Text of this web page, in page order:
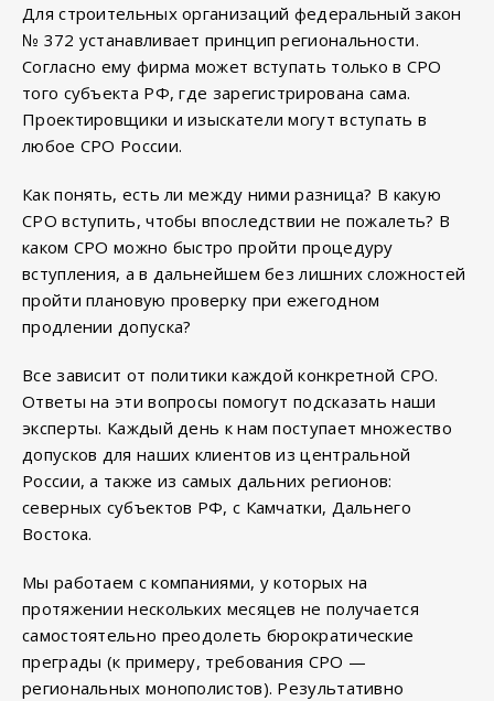
Для строительных организаций федеральный закон
№ 372 устанавливает принцип региональности.
Согласно ему фирма может вступать только в СРО
того субъекта РФ, где зарегистрирована сама.
Проектировщики и изыскатели могут вступать в
любое СРО России.
Как понять, есть ли между ними разница? В какую
СРО вступить, чтобы впоследствии не пожалеть? В
каком СРО можно быстро пройти процедуру
вступления, а в дальнейшем без лишних сложностей
пройти плановую проверку при ежегодном
продлении допуска?
Все зависит от политики каждой конкретной СРО.
Ответы на эти вопросы помогут подсказать наши
эксперты. Каждый день к нам поступает множество
допусков для наших клиентов из центральной
России, а также из самых дальних регионов:
северных субъектов РФ, с Камчатки, Дальнего
Востока.
Мы работаем с компаниями, у которых на
протяжении нескольких месяцев не получается
самостоятельно преодолеть бюрократические
преграды (к примеру, требования СРО —
региональных монополистов). Результативно